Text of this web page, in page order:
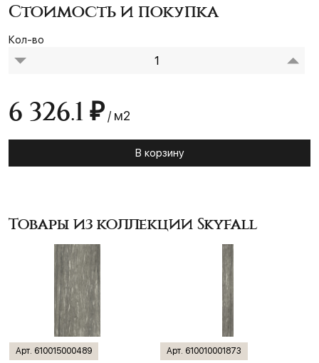
Стоимость и покупка
6 326.1 ₽ / м2
Кол-во
В корзину
Товары из коллекции Skyfall
Арт. 610015000489 Арт. 610010001873